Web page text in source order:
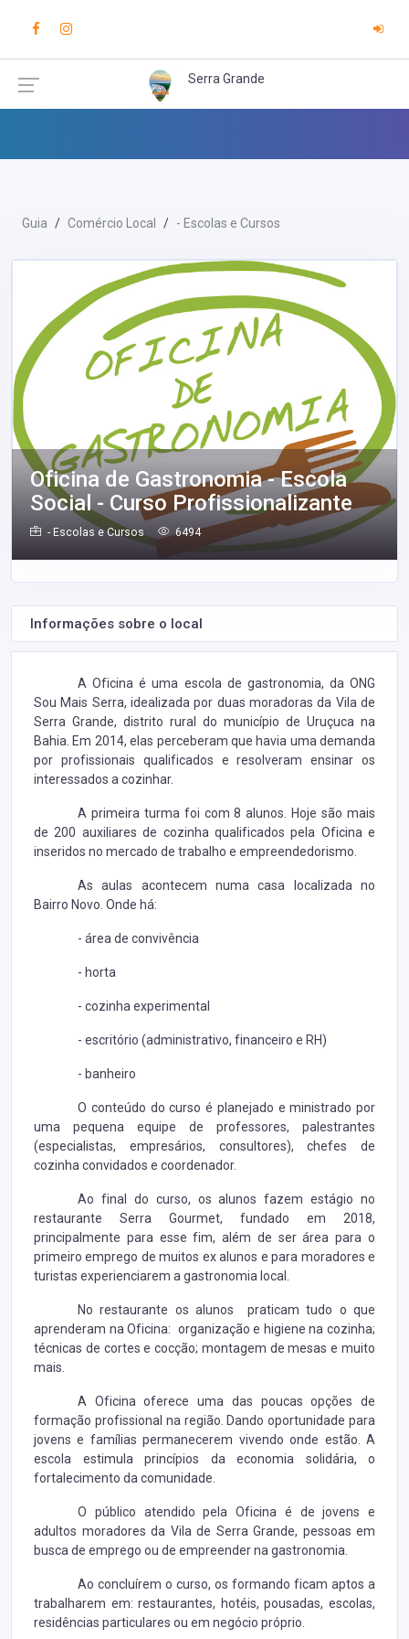
Serra Grande
Guia Comércio Local - Escolas e Cursos
Oficina de Gastronomia - Escola
Social - Curso Profissionalizante
- Escolas e Cursos 6494
Informações sobre o local
A Oficina é uma escola de gastronomia, da ONG
Sou Mais Serra, idealizada por duas moradoras da Vila de
Serra Grande, distrito rural do município de Uruçuca na
Bahia. Em 2014, elas perceberam que havia uma demanda
por profissionais qualificados e resolveram ensinar os
interessados a cozinhar.
A primeira turma foi com 8 alunos. Hoje são mais
de 200 auxiliares de cozinha qualificados pela Oficina e
inseridos no mercado de trabalho e empreendedorismo.
As aulas acontecem numa casa localizada no
Bairro Novo. Onde há:
- área de convivência
- horta
- cozinha experimental
- escritório (administrativo, financeiro e RH)
- banheiro
O conteúdo do curso é planejado e ministrado por
uma pequena equipe de professores, palestrantes
(especialistas, empresários, consultores), chefes de
cozinha convidados e coordenador.
Ao final do curso, os alunos fazem estágio no
restaurante Serra Gourmet, fundado em 2018,
principalmente para esse fim, além de ser área para o
primeiro emprego de muitos ex alunos e para moradores e
turistas experienciarem a gastronomia local.
No restaurante os alunos praticam tudo o que
aprenderam na Oficina: organização e higiene na cozinha;
técnicas de cortes e cocção; montagem de mesas e muito
mais.
A Oficina oferece uma das poucas opções de
formação profissional na região. Dando oportunidade para
jovens e famílias permanecerem vivendo onde estão. A
escola estimula princípios da economia solidária, o
fortalecimento da comunidade.
O público atendido pela Oficina é de jovens e
adultos moradores da Vila de Serra Grande, pessoas em
busca de emprego ou de empreender na gastronomia.
Ao concluírem o curso, os formando ficam aptos a
trabalharem em: restaurantes, hotéis, pousadas, escolas,
residências particulares ou em negócio próprio.